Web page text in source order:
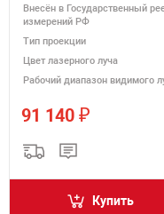
Внесён в Государственный
измерений РФ
Тип проекции
Цвет лазерного луча
Рабочий диапазон видимого
91 140 ₽
Купить